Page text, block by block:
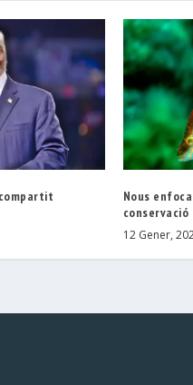
Nous
conservació
12 Gener,